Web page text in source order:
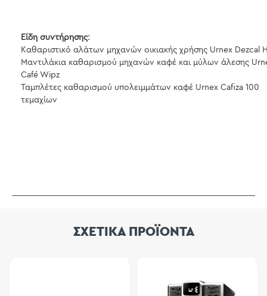
Είδη συντήρησης:
Καθαριστικό αλάτων μηχανών οικιακής χρήσης Urnex Dezcal
Μαντιλάκια καθαρισμού μηχανών καφέ και μύλων άλεσης
Café Wipz
Ταμπλέτες καθαρισμού υπολειμμάτων καφέ Urnex Cafiza 100
τεμαχίων
ΣΧΕΤΙΚΑ ΠΡΟΪΟΝΤΑ